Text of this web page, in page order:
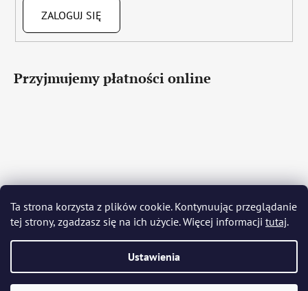
Ta strona korzysta z plików cookie. Kontynuując przeglądanie
tej strony, zgadzasz się na ich użycie. Więcej informacji tutaj.
Ustawienia
ZALOGUJ SIĘ
Przyjmujemy płatności online
Język polski Română Italiano Español
Français
Português Български Hrvatski Slovenščina Srpski
Nederlands Українська Ελληνικά Svenska Dansk